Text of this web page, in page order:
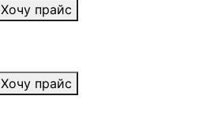
Хочу прайс
Хочу прайс